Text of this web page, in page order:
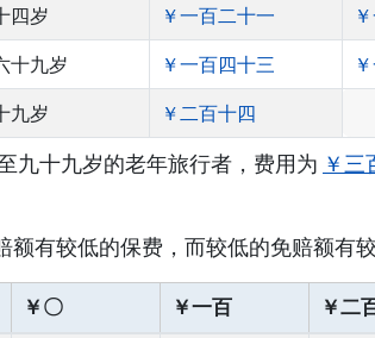
四岁 ￥一百二十一
十九岁 ￥一百四十三
九岁 ￥二百十四
九十九岁的老年旅行者，费用为 ￥三
额有较低的保费，而较低的免赔额有
￥〇 ￥一百 ￥二